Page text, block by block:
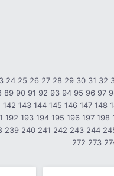
24 25 26 27 28 29 30 31 32
89 90 91 92 93 94 95 96 97
142 143 144 145 146 147 148
192 193 194 195 196 197 198
239 240 241 242 243 244
272 273